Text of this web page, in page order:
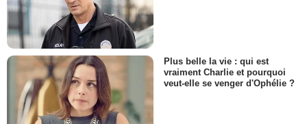
Plus belle la vie : qui est
vraiment Charlie et pourquoi
veut-elle se venger d'Ophélie ?